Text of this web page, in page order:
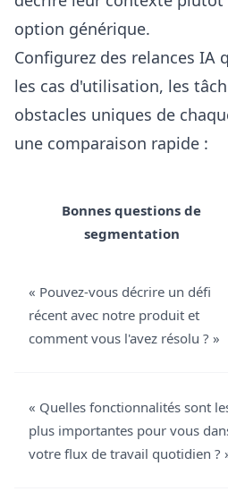
option générique.
Configurez des relances IA
les cas d'utilisation, les
obstacles uniques de
une comparaison rapide :
Bonnes questions de
segmentation
« Pouvez-vous décrire un défi
récent avec notre produit et
comment vous l'avez résolu ? »
« Quelles fonctionnalités sont
plus importantes pour vous
votre flux de travail quotidien ?